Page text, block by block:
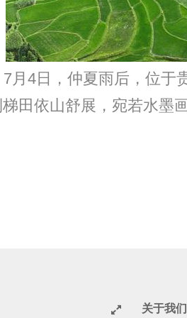
4日，仲夏雨后，位于贵
田依山舒展，宛若水墨
关于我们